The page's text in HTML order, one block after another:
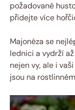
požadované
přidejte více
Majonéza se
lednici a vydrží
nejen vy, ale i
jsou na